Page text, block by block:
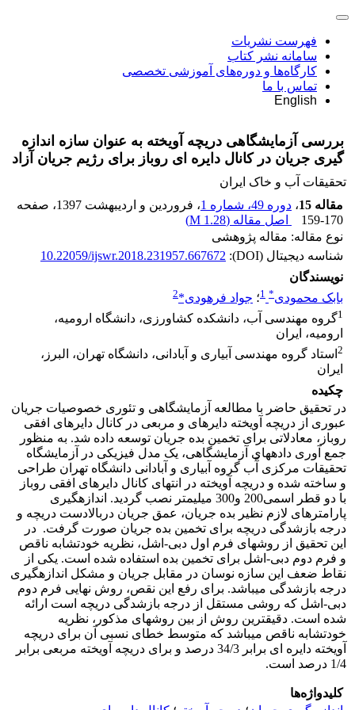
فهرست نشریات
سامانه نشر کتاب
کارگاه‌ها و دوره‌های آموزشی تخصصی
تماس با ما
English
بررسی آزمایشگاهی دریچه آویخته به عنوان سازه اندازه
گیری جریان در کانال دایره ای روباز برای رژیم جریان آزاد
تحقیقات آب و خاک ایران
مقاله 15
، دوره 49، شماره 1 ، فروردین و اردیبهشت 1397
، صفحه
159-170
اصل مقاله (1.28 M
)
نوع مقاله: مقاله پژوهشی
شناسه دیجیتال (DOI):
10.22059/ijswr.2018.231957.667672
نویسندگان
بابک محمودی*
1؛ جواد فرهودی*2
1گروه مهندسی آب، دانشکده کشاورزی، دانشگاه ارومیه،
ارومیه، ایران
2 استاد گروه مهندسی آبیاری و آبادانی، دانشگاه تهران، البرز،
ایران
چکیده
در تحقیق حاضر با مطالعه آزمایشگاهی و تئوری خصوصیات جریان
عبوری از دریچه آویخته دایره­ای و مربعی در کانال دایره­ای افقی
روباز، معادلاتی برای تخمین بده جریان توسعه داده شد. به منظور
جمع آوری داده­های آزمایشگاهی، یک مدل فیزیکی در آزمایشگاه
تحقیقات مرکزی آّب گروه آبیاری و آبادانی دانشگاه تهران طراحی
و ساخته شده و دریچه آویخته در انتهای کانال دایره­ای افقی روباز
با دو قطر اسمی200 و300 میلیمتر نصب گردید. اندازه­گیری
پارامتر­های لازم نظیر بده جریان، عمق جریان دربالادست دریچه و
درجه باز­شدگی دریچه برای تخمین بده جریان صورت گرفت. در
این تحقیق از روش­های فرم اول دبی-اشل، نظریه خودتشابه ناقص
و فرم دوم دبی-اشل برای تخمین بده استفاده شده است. یکی از
نقاط ضعف این سازه نوسان در مقابل جریان و مشکل اندازه­گیری
درجه باز­شدگی می­باشد. برای رفع این نقص، روش نهایی فرم دوم
دبی-اشل که روشی مستقل از درجه باز­شدگی دریچه است ارائه
شده است. دقیق­ترین روش از بین روش­های مذکور، نظریه
خودتشابه ناقص می­باشد که متوسط خطای نسبی آن برای دریچه
آویخته دایره ای برابر 34/3 درصد و برای دریچه آویخته مربعی برابر
1/4 درصد است.
کلیدواژه‌ها